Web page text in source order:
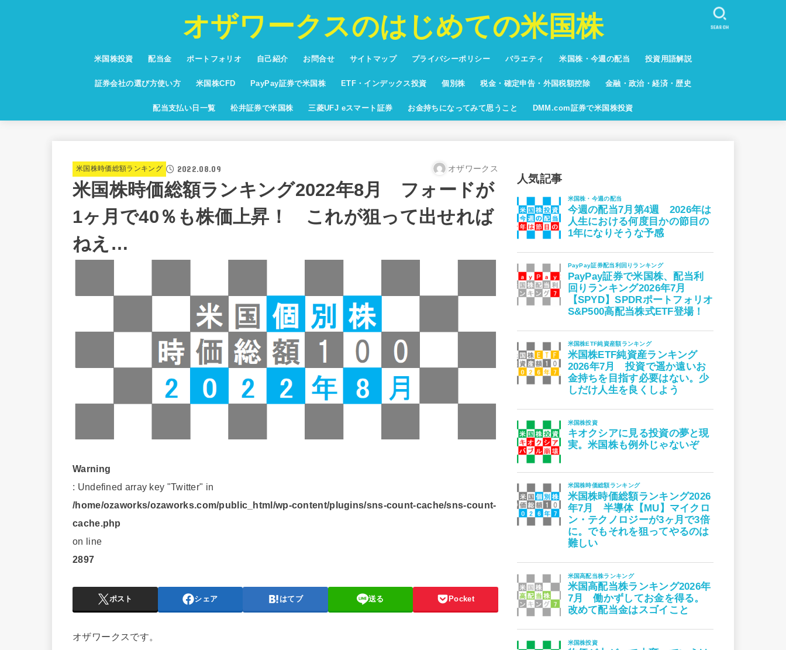
オザワークスのはじめての米国株
米国株投資
投資信託
少額投資
NISA・つみたてNISA
お得な情報・キャンペーン
保有銘柄紹介
通貨・為替・FX
配当金
米国高配当株ランキング
ポートフォリオ 自己紹介 お問合せ サイトマップ プライバシーポリシー バラエティ
投資しない人々
プリキュア
バカ系
将棋
ブログ
米国株・今週の配当 投資用語解説
証券会社の選び方使い方 米国株CFD
米国株CFD配当利回りランキング
PayPay証券で米国株
PayPay証券配当利回りランキン
ETF・インデックス投資
米国株ETF純資産額ランキング
個別株
米国株時価総額ランキング
税金・確定申告・外国税額控除 金融・政治・経済・歴史
配当支払い日一覧 松井証券で米国株 三菱UFJ eスマート証券 お金持ちになってみて思うこと DMM.com証券で米国株投資
SEARCH
米国株時価総額ランキング 2022.08.09 オザワークス
米国株時価総額ランキング2022年8月 フォードが
1ヶ月で40％も株価上昇！ これが狙って出せれば
ねえ…
Warning
: Undefined array key "Twitter" in
/home/ozaworks/ozaworks.com/public_html/wp-content/plugins/sns-count-cache/sns-count-
cache.php
on line
2897
ポスト シェア はてブ 送る Pocket
オザワークスです。
人気記事